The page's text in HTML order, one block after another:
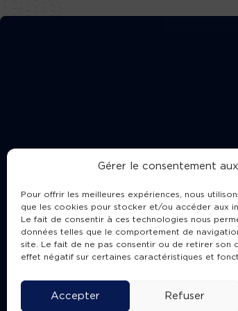
Gérer le consentement
Pour offrir les meilleures expériences, nous
que les cookies pour stocker et/ou accéder aux
Le fait de consentir à ces technologies nous
données telles que le comportement de
site. Le fait de ne pas consentir ou de retirer son
effet négatif sur certaines caractéristiques et
Accepter Refuser